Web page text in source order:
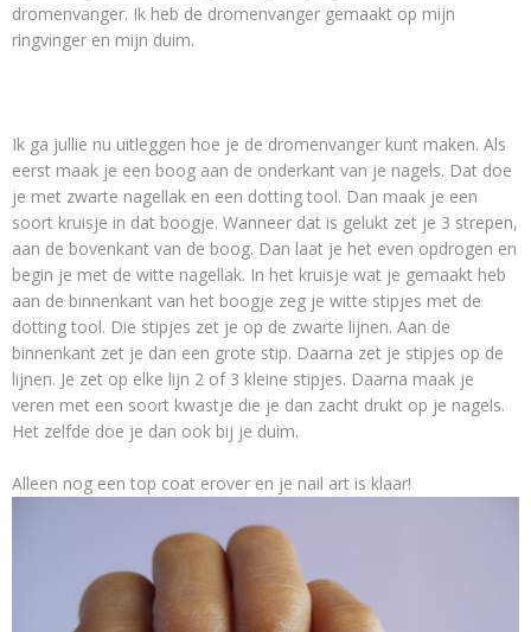
dromenvanger. Ik heb de dromenvanger gemaakt op mijn
ringvinger en mijn duim.
Ik ga jullie nu uitleggen hoe je de dromenvanger kunt maken. Als
eerst maak je een boog aan de onderkant van je nagels. Dat doe
je met zwarte nagellak en een dotting tool. Dan maak je een
soort kruisje in dat boogje. Wanneer dat is gelukt zet je 3 strepen,
aan de bovenkant van de boog. Dan laat je het even opdrogen en
begin je met de witte nagellak. In het kruisje wat je gemaakt heb
aan de binnenkant van het boogje zeg je witte stipjes met de
dotting tool. Die stipjes zet je op de zwarte lijnen. Aan de
binnenkant zet je dan een grote stip. Daarna zet je stipjes op de
lijnen. Je zet op elke lijn 2 of 3 kleine stipjes. Daarna maak je
veren met een soort kwastje die je dan zacht drukt op je nagels.
Het zelfde doe je dan ook bij je duim.
Alleen nog een top coat erover en je nail art is klaar!